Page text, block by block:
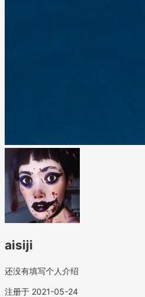
aisiji
还没有填写个人介绍
注册于 2021-05-24